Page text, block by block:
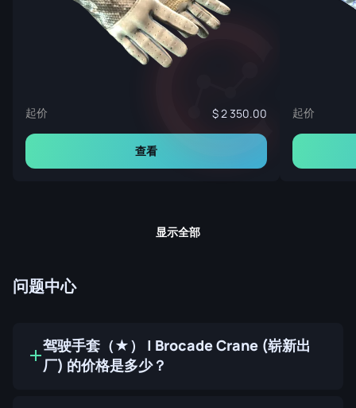
起价 2 350.00
查看
起价
显示全部
问题中心
驾驶手套（★） | Brocade Crane (崭新出
厂) 的价格是多少？